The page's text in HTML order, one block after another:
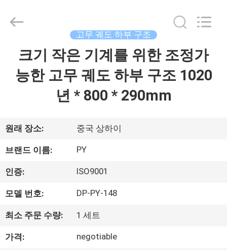
회
사
소
공
Shanghai
Reserved.
고무 궤도 하부 구조
크기 작은 기계를 위한 조정가
능한 고무 궤도 하부 구조 1020
년 * 800 * 290mm
원래 장소: 중국 상하이
브랜드 이름: PY
인증: ISO9001
모델 번호: DP-PY-148
최소 주문 수량: 1 세트
가격: negotiable